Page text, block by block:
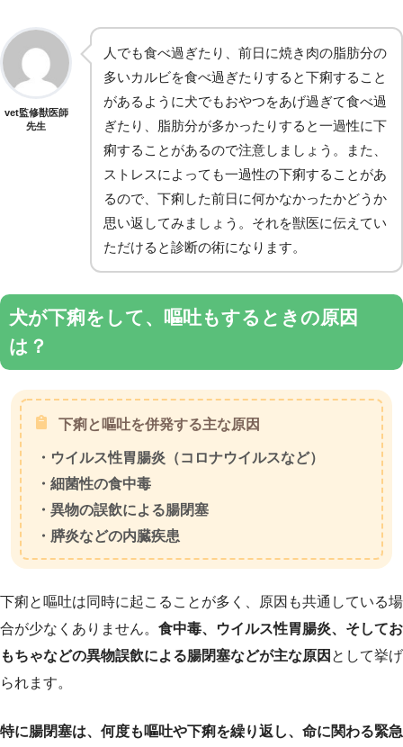
vet監修獣医師
先生
人でも食べ過ぎたり、前日に焼き肉の脂肪分の
多いカルビを食べ過ぎたりすると下痢すること
があるように犬でもおやつをあげ過ぎて食べ過
ぎたり、脂肪分が多かったりすると一過性に下
痢することがあるので注意しましょう。また、
ストレスによっても一過性の下痢することがあ
るので、下痢した前日に何かなかったかどうか
思い返してみましょう。それを獣医に伝えてい
ただけると診断の術になります。
犬が下痢をして、嘔吐もするときの原因
は？
下痢と嘔吐を併発する主な原因
・ウイルス性胃腸炎（コロナウイルスなど）
・細菌性の食中毒
・異物の誤飲による腸閉塞
・膵炎などの内臓疾患
下痢と嘔吐は同時に起こることが多く、原因も共通している場
合が少なくありません。 食中毒、ウイルス性胃腸炎、そしてお
もちゃなどの異物誤飲による腸閉塞などが主な原因 として挙げ
られます。
特に腸閉塞は、何度も嘔吐や下痢を繰り返し、命に関わる緊急